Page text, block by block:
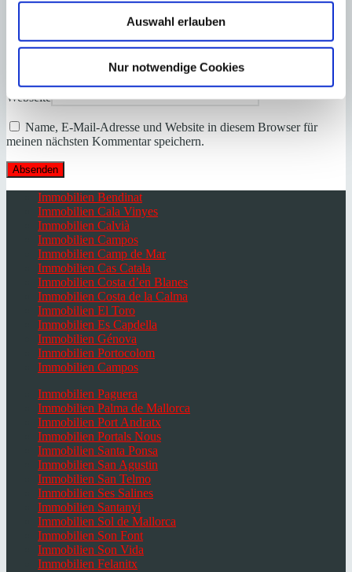
Auswahl erlauben
Nur notwendige Cookies
Name*
Webseite
Name, E-Mail-Adresse und Website in diesem Browser für
meinen nächsten Kommentar speichern.
Immobilien Bendinat
Immobilien Cala Vinyes
Immobilien Calvià
Immobilien Campos
Immobilien Camp de Mar
Immobilien Cas Catala
Immobilien Costa d’en Blanes
Immobilien Costa de la Calma
Immobilien El Toro
Immobilien Es Capdella
Immobilien Génova
Immobilien Portocolom
Immobilien Campos
Immobilien Paguera
Immobilien Palma de Mallorca
Immobilien Port Andratx
Immobilien Portals Nous
Immobilien Santa Ponsa
Immobilien San Agustin
Immobilien San Telmo
Immobilien Ses Salines
Immobilien Santanyi
Immobilien Sol de Mallorca
Immobilien Son Font
Immobilien Son Vida
Immobilien Felanitx